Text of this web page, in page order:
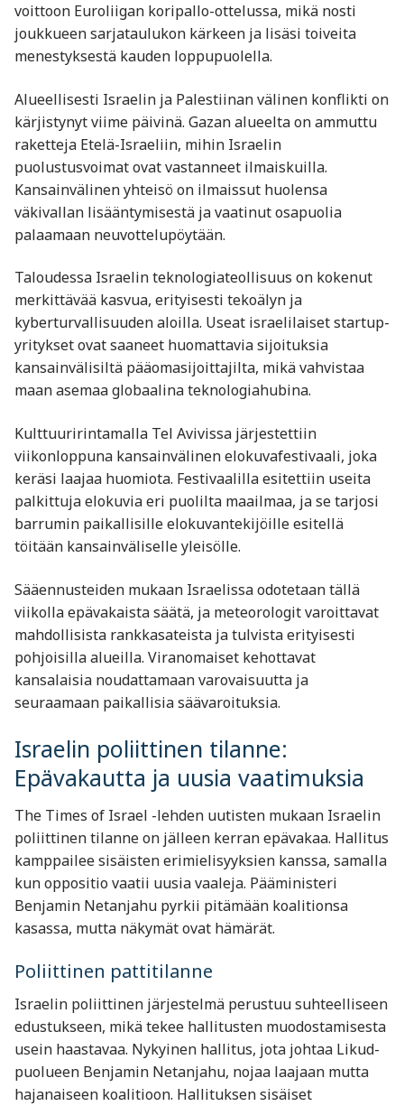
voittoon Euroliigan koripallo-ottelussa, mikä nosti
joukkueen sarjataulukon kärkeen ja lisäsi toiveita
menestyksestä kauden loppupuolella.
Alueellisesti Israelin ja Palestiinan välinen konflikti on
kärjistynyt viime päivinä. Gazan alueelta on ammuttu
raketteja Etelä-Israeliin, mihin Israelin
puolustusvoimat ovat vastanneet ilmaiskuilla.
Kansainvälinen yhteisö on ilmaissut huolensa
väkivallan lisääntymisestä ja vaatinut osapuolia
palaamaan neuvottelupöytään.
Taloudessa Israelin teknologiateollisuus on kokenut
merkittävää kasvua, erityisesti tekoälyn ja
kyberturvallisuuden aloilla. Useat israelilaiset startup-
yritykset ovat saaneet huomattavia sijoituksia
kansainvälisiltä pääomasijoittajilta, mikä vahvistaa
maan asemaa globaalina teknologiahubina.
Kulttuuririntamalla Tel Avivissa järjestettiin
viikonloppuna kansainvälinen elokuvafestivaali, joka
keräsi laajaa huomiota. Festivaalilla esitettiin useita
palkittuja elokuvia eri puolilta maailmaa, ja se tarjosi
barrumin paikallisille elokuvantekijöille esitellä
töitään kansainväliselle yleisölle.
Sääennusteiden mukaan Israelissa odotetaan tällä
viikolla epävakaista säätä, ja meteorologit varoittavat
mahdollisista rankkasateista ja tulvista erityisesti
pohjoisilla alueilla. Viranomaiset kehottavat
kansalaisia noudattamaan varovaisuutta ja
seuraamaan paikallisia säävaroituksia.
Israelin poliittinen tilanne:
Epävakautta ja uusia vaatimuksia
The Times of Israel -lehden uutisten mukaan Israelin
poliittinen tilanne on jälleen kerran epävakaa. Hallitus
kamppailee sisäisten erimielisyyksien kanssa, samalla
kun oppositio vaatii uusia vaaleja. Pääministeri
Benjamin Netanjahu pyrkii pitämään koalitionsa
kasassa, mutta näkymät ovat hämärät.
Poliittinen pattitilanne
Israelin poliittinen järjestelmä perustuu suhteelliseen
edustukseen, mikä tekee hallitusten muodostamisesta
usein haastavaa. Nykyinen hallitus, jota johtaa Likud-
puolueen Benjamin Netanjahu, nojaa laajaan mutta
hajanaiseen koalitioon. Hallituksen sisäiset